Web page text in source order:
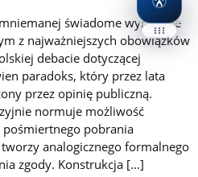
świadome wyrażenie
z najważniejszych obowiązków
debacie dotyczącej
paradoks, który przez lata
przez opinię publiczną.
normuje możliwość
pobrania
analogicznego formalnego
zgody. Konstrukcja […]
Panel Dostępności
Accessibility Widget Pro
CZYTANIE TEKSTU
▶
Czytaj stronę
⏸